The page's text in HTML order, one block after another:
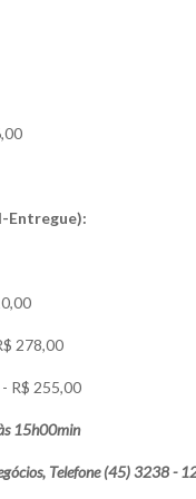
Entregue):
278,00
R$ 255,00
15h00min
Telefone (45) 3238 -